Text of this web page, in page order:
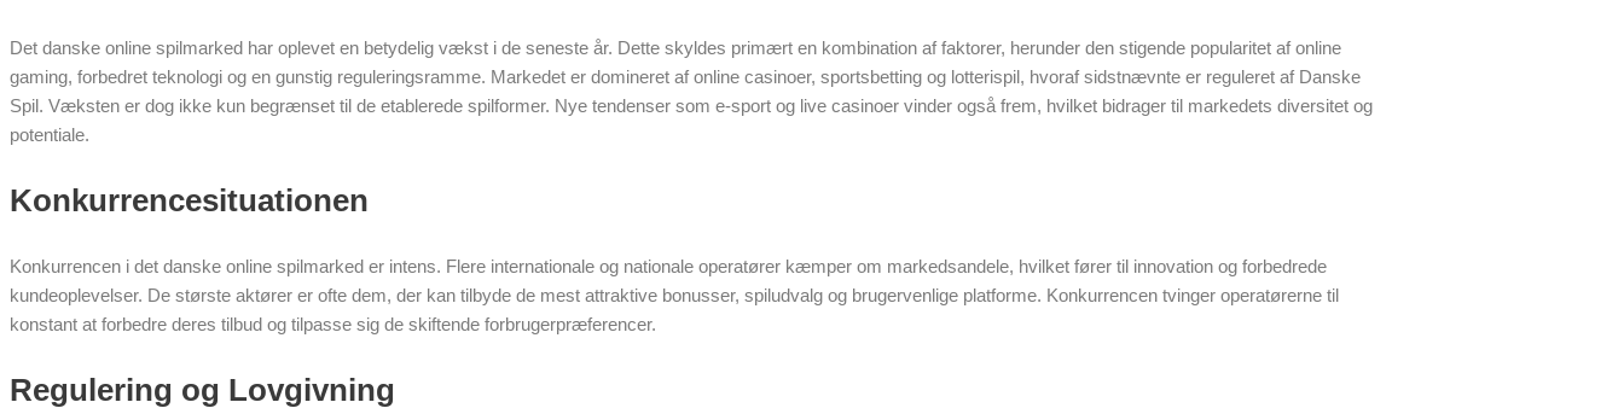
Det danske online spilmarked har oplevet en betydelig vækst i de seneste år. Dette skyldes primært en kombination af faktorer, herunder den stigende popularitet af online
gaming, forbedret teknologi og en gunstig reguleringsramme. Markedet er domineret af online casinoer, sportsbetting og lotterispil, hvoraf sidstnævnte er reguleret af Danske
Spil. Væksten er dog ikke kun begrænset til de etablerede spilformer. Nye tendenser som e-sport og live casinoer vinder også frem, hvilket bidrager til markedets diversitet og
potentiale.
Konkurrencesituationen
Konkurrencen i det danske online spilmarked er intens. Flere internationale og nationale operatører kæmper om markedsandele, hvilket fører til innovation og forbedrede
kundeoplevelser. De største aktører er ofte dem, der kan tilbyde de mest attraktive bonusser, spiludvalg og brugervenlige platforme. Konkurrencen tvinger operatørerne til
konstant at forbedre deres tilbud og tilpasse sig de skiftende forbrugerpræferencer.
Regulering og Lovgivning